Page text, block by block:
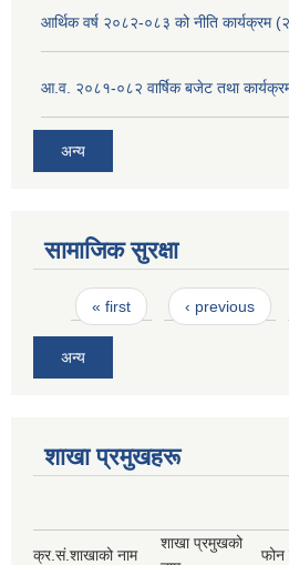
आर्थिक वर्ष २०८२-०८३ को नीति कार्यक्रम
आ.व. २०८१-०८२ वार्षिक बजेट तथा कार्यक्रम
अन्य
सामाजिक सुरक्षा
Pages
« first ‹ previous
अन्य
शाखा प्रमुखहरू
क्र.सं.शाखाको नाम
शाखा प्रमुखको
फोन